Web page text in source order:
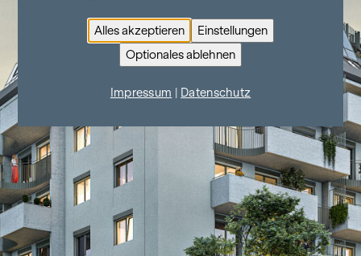
Alles akzeptieren
Einstellungen
Optionales ablehnen
Impressum Datenschutz